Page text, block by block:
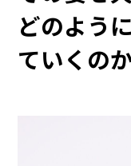
どのよう
ていくの